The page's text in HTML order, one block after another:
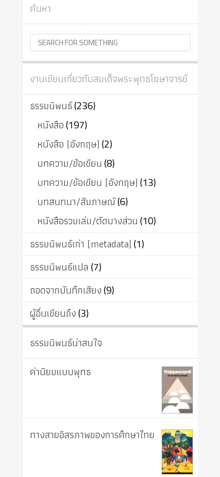
ค้นหา
งานเขียนเกี่ยวกับสมเด็จพระพุทธโฆษาจารย์
ธรรมนิพนธ์(236)
หนังสือ(197)
หนังสือ (อังกฤษ) (2)
บทความ/ข้อเขียน (8)
บทความ/ข้อเขียน (อังกฤษ) (13)
บทสนทนา/สัมภาษณ์(6)
หนังสือรวมเล่ม/ตัดบางส่วน (10)
ธรรมนิพนธ์เก่า (metadata) (1)
ธรรมนิพนธ์แปล (7)
ถอดจากบันทึกเสียง(9)
ผู้อื่นเขียนถึง(3)
ธรรมนิพนธ์น่าสนใจ
ค่านิยมแบบพุทธ
ทางสายอิสรภาพของการศึกษาไทย